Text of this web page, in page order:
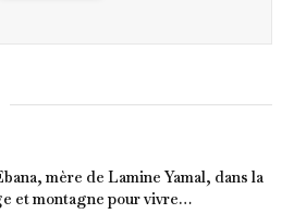
mère de Lamine Yamal, dans la
et montagne pour vivre